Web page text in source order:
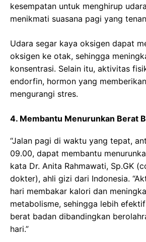
kesempatan untuk menghirup
menikmati suasana pagi yang
Udara segar kaya oksigen dapat
oksigen ke otak, sehingga
konsentrasi. Selain itu, aktivitas
endorfin, hormon yang
mengurangi stres.
4. Membantu Menurunkan Berat
“Jalan pagi di waktu yang tepat,
09.00, dapat membantu
kata Dr. Anita Rahmawati, Sp.GK
dokter), ahli gizi dari Indonesia.
hari membakar kalori dan
metabolisme, sehingga lebih
berat badan dibandingkan
hari.”